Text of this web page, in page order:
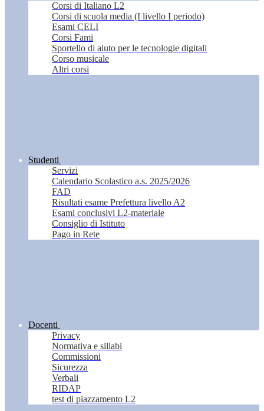
Corsi di Italiano L2
Corsi di scuola media (I livello I periodo)
Esami CELI
Corsi Fami
Sportello di aiuto per le tecnologie digitali
Corso musicale
Altri corsi
Studenti
Servizi
Calendario Scolastico a.s. 2025/2026
FAD
Risultati esame Prefettura livello A2
Esami conclusivi L2-materiale
Consiglio di Istituto
Pago in Rete
Docenti
Privacy
Normativa e sillabi
Commissioni
Sicurezza
Verbali
RIDAP
test di piazzamento L2